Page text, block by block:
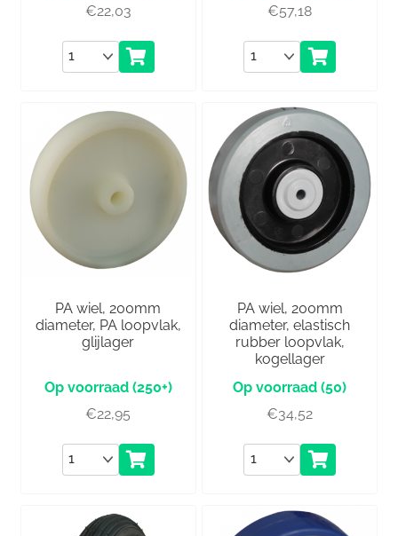
€22,03
Aantal
€57,18
Aantal
PA wiel, 200mm
diameter, PA loopvlak,
glijlager
(250+)
€22,95
Aantal
PA wiel, 200mm
diameter, elastisch
rubber loopvlak,
kogellager
(50)
€34,52
Aantal